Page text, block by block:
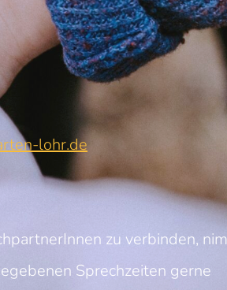
lohr.de
zu verbinden,
Sprechzeiten gerne